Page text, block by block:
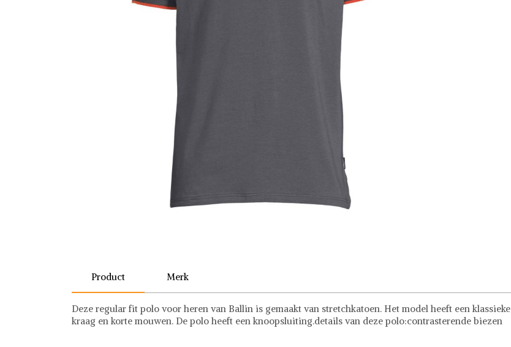
Product Merk
Deze regular fit polo voor heren van Ballin is gemaakt van stretchkatoen. Het model heeft een klassieke
kraag en korte mouwen. De polo heeft een knoopsluiting.details van deze polo:contrasterende biezen